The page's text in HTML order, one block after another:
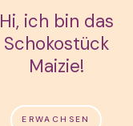
Hi, ich bin das
Schokostück
Maizie!
ERWACHSEN